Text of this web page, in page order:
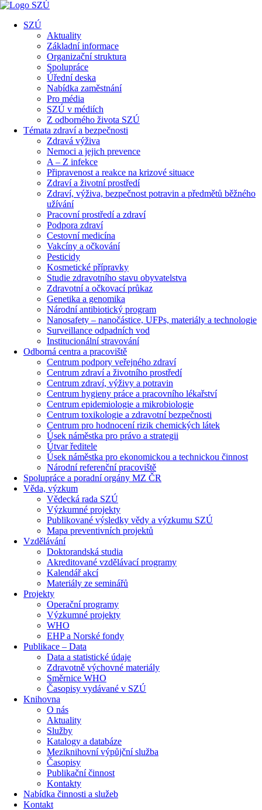
SZÚ
Aktuality
Základní informace
Organizační struktura
Spolupráce
Úřední deska
Nabídka zaměstnání
Pro média
SZÚ v médiích
Z odborného života SZÚ
Témata zdraví a bezpečnosti
Zdravá výživa
Nemoci a jejich prevence
A – Z infekce
Připravenost a reakce na krizové situace
Zdraví a životní prostředí
Zdraví, výživa, bezpečnost potravin a předmětů běžného
užívání
Pracovní prostředí a zdraví
Podpora zdraví
Cestovní medicína
Vakcíny a očkování
Pesticidy
Kosmetické přípravky
Studie zdravotního stavu obyvatelstva
Zdravotní a očkovací průkaz
Genetika a genomika
Národní antibiotický program
Nanosafety – nanočástice, UFPs, materiály a technologie
Surveillance odpadních vod
Institucionální stravování
Odborná centra a pracoviště
Centrum podpory veřejného zdraví
Centrum zdraví a životního prostředí
Centrum zdraví, výživy a potravin
Centrum hygieny práce a pracovního lékařství
Centrum epidemiologie a mikrobiologie
Centrum toxikologie a zdravotní bezpečnosti
Centrum pro hodnocení rizik chemických látek
Úsek náměstka pro právo a strategii
Útvar ředitele
Úsek náměstka pro ekonomickou a technickou činnost
Národní referenční pracoviště
Spolupráce a poradní orgány MZ ČR
Věda, výzkum
Vědecká rada SZÚ
Výzkumné projekty
Publikované výsledky vědy a výzkumu SZÚ
Mapa preventivních projektů
Vzdělávání
Doktorandská studia
Akreditované vzdělávací programy
Kalendář akcí
Materiály ze seminářů
Projekty
Operační programy
Výzkumné projekty
WHO
EHP a Norské fondy
Publikace – Data
Data a statistické údaje
Zdravotně výchovné materiály
Směrnice WHO
Časopisy vydávané v SZÚ
Knihovna
O nás
Aktuality
Služby
Katalogy a databáze
Meziknihovní výpůjční služba
Časopisy
Publikační činnost
Kontakty
Nabídka činnosti a služeb
Kontakt